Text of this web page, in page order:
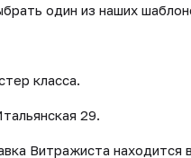
один из наших
класса.
29.
Витражиста находится